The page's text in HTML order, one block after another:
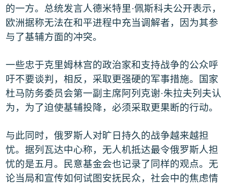
的一方。总统发言人德米特里·佩斯科夫公开表示，
欧洲据称无法在和平进程中充当调解者，因为其参
与了基辅方面的冲突。
一些忠于克里姆林宫的政治家和支持战争的公众呼
吁不要谈判，相反，采取更强硬的军事措施。国家
杜马防务委员会第一副主席阿列克谢·朱拉夫列夫认
为，为了迫使基辅投降，必须采取更果断的行动。
与此同时，俄罗斯人对旷日持久的战争越来越担
忧。据列瓦达中心称，无人机抵达最令俄罗斯人担
忧的是五月。民意基金会也记录了同样的观点。无
论当局和宣传如何试图安抚民众，社会中的焦虑情